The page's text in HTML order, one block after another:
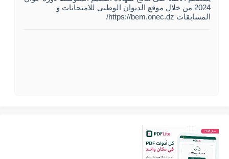
2024 من خلال موقع الديوان الوطني للامتحانات و
المسابقات https://bem.onec.dz/